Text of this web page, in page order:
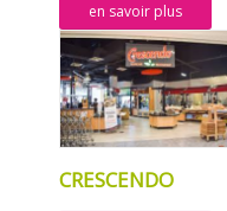
en savoir plus
CRESCENDO